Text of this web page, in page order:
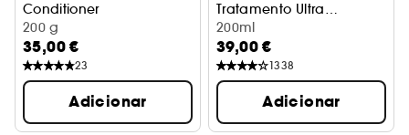
Conditioner
Condicionador hidratante sem enxaguamento
200 g
35,00 €
23
Adicionar
Tratamento Ultra
Hidratante Anti-Frizz
200ml
39,00 €
1338
Adicionar